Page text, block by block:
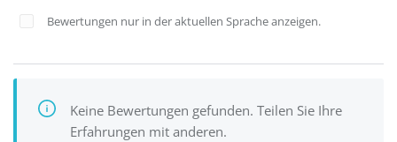
Bewertungen nur in der aktuellen Sprache anzeigen.
Keine Bewertungen gefunden. Teilen Sie Ihre
Erfahrungen mit anderen.